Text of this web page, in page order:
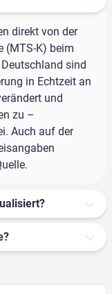
direkt von der
(MTS-K) beim
sind
in Echtzeit an
und
zu –
Auch auf der